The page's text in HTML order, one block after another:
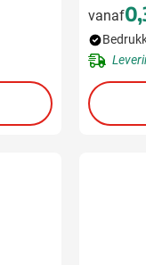
vanaf